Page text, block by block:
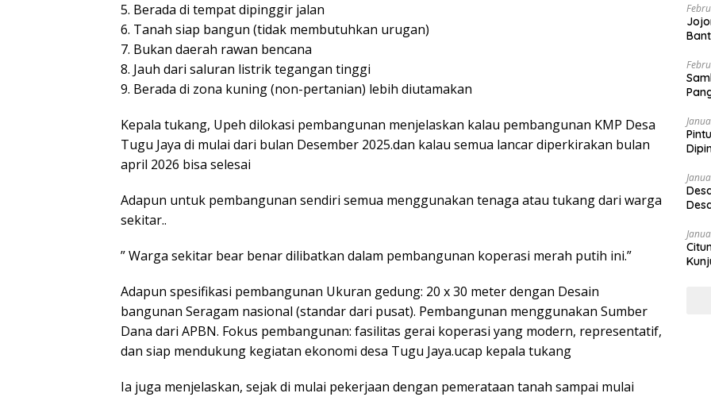
5. Berada di tempat dipinggir jalan
6. Tanah siap bangun (tidak membutuhkan urugan)
7. Bukan daerah rawan bencana
8. Jauh dari saluran listrik tegangan tinggi
9. Berada di zona kuning (non-pertanian) lebih diutamakan
Kepala tukang, Upeh dilokasi pembangunan menjelaskan kalau pembangunan KMP Desa
Tugu Jaya di mulai dari bulan Desember 2025.dan kalau semua lancar diperkirakan bulan
april 2026 bisa selesai
Adapun untuk pembangunan sendiri semua menggunakan tenaga atau tukang dari warga
sekitar..
” Warga sekitar bear benar dilibatkan dalam pembangunan koperasi merah putih ini.”
Adapun spesifikasi pembangunan Ukuran gedung: 20 x 30 meter dengan Desain
bangunan Seragam nasional (standar dari pusat). Pembangunan menggunakan Sumber
Dana dari APBN. Fokus pembangunan: fasilitas gerai koperasi yang modern, representatif,
dan siap mendukung kegiatan ekonomi desa Tugu Jaya.ucap kepala tukang
Ia juga menjelaskan, sejak di mulai pekerjaan dengan pemerataan tanah sampai mulai